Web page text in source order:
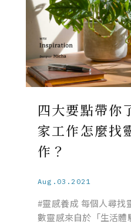
四大要點帶你
家工作怎麼找
作？
Aug.03.2021
#靈感養成 每個人尋找
數靈感來自於「生活體